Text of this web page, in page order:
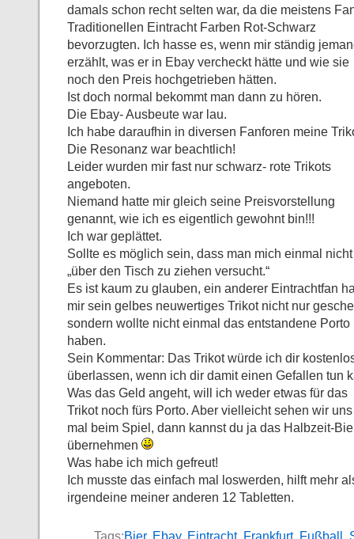
damals schon recht selten war, da die meistens
Traditionellen Eintracht Farben Rot-Schwarz
bevorzugten. Ich hasse es, wenn mir ständig
erzählt, was er in Ebay vercheckt hätte und wie sie
noch den Preis hochgetrieben hätten.
Ist doch normal bekommt man dann zu hören.
Die Ebay- Ausbeute war lau.
Ich habe daraufhin in diversen Fanforen meine
Die Resonanz war beachtlich!
Leider wurden mir fast nur schwarz- rote Trikots
angeboten.
Niemand hatte mir gleich seine Preisvorstellung
genannt, wie ich es eigentlich gewohnt bin!!!
Ich war geplättet.
Sollte es möglich sein, dass man mich einmal nicht
„über den Tisch zu ziehen versucht.“
Es ist kaum zu glauben, ein anderer Eintrachtfan
mir sein gelbes neuwertiges Trikot nicht nur
sondern wollte nicht einmal das entstandene Porto
haben.
Sein Kommentar: Das Trikot würde ich dir
überlassen, wenn ich dir damit einen Gefallen tun
Was das Geld angeht, will ich weder etwas für das
Trikot noch fürs Porto. Aber vielleicht sehen wir uns
mal beim Spiel, dann kannst du ja das Halbzeit-
übernehmen
Was habe ich mich gefreut!
Ich musste das einfach mal loswerden, hilft mehr
irgendeine meiner anderen 12 Tabletten.
Tags:Bier, Ebay, Eintracht, Frankfurt, Fußball